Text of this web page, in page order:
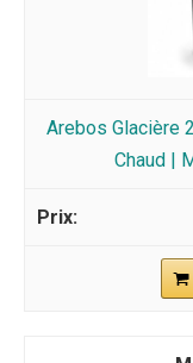
Arebos Glacière
Chaud |